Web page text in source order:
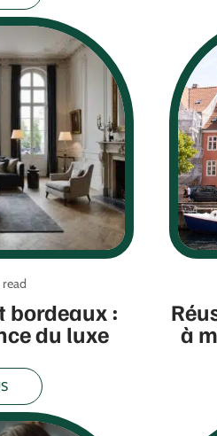
bordeaux :
du luxe à